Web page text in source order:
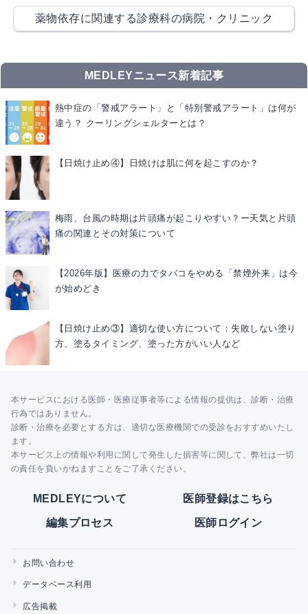
薬物依存に関連する診療科の病院・クリニック
MEDLEYニュース新着記事
熱中症の「警戒アラート」と「特別警戒アラート」は何が
違う？ クーリングシェルターとは？
【日焼け止め④】日焼けは肌に何を起こすのか？
梅雨、台風の時期は片頭痛が起こりやすい？ー天気と片頭
痛の関連とその対策について
【2026年版】医療の力でタバコをやめる「禁煙外来」は今
が始めどき
【日焼け止め③】適切な使い方について：失敗しない塗り
方、塗るタイミング、塗った方がいい人など
本サービスにおける医師・医療従事者等による情報の提供は、診断・治療
行為ではありません。
診断・治療を必要とする方は、適切な医療機関での受診をおすすめいたし
ます。
本サービス上の情報や利用に関して発生した損害等に関して、弊社は一切
の責任を負いかねますことをご了承ください。
MEDLEYについて 医師登録はこちら
編集プロセス 医師ログイン
お問い合わせ
データベース利用
広告掲載